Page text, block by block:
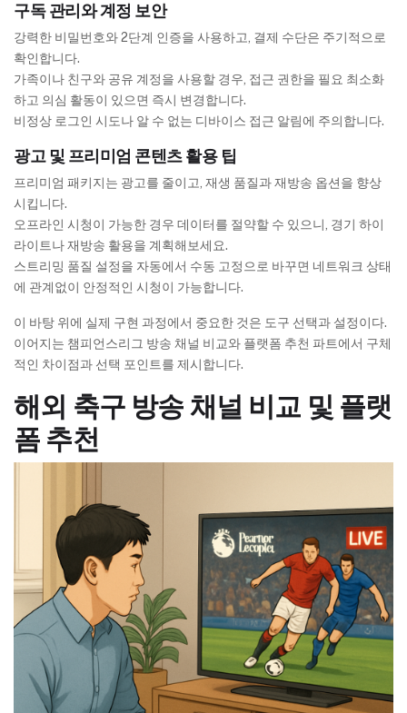
구독 관리와 계정 보안
강력한 비밀번호와 2단계 인증을 사용하고, 결제 수단은 주기적으로
확인합니다.
가족이나 친구와 공유 계정을 사용할 경우, 접근 권한을 필요 최소화
하고 의심 활동이 있으면 즉시 변경합니다.
비정상 로그인 시도나 알 수 없는 디바이스 접근 알림에 주의합니다.
광고 및 프리미엄 콘텐츠 활용 팁
프리미엄 패키지는 광고를 줄이고, 재생 품질과 재방송 옵션을 향상
시킵니다.
오프라인 시청이 가능한 경우 데이터를 절약할 수 있으니, 경기 하이
라이트나 재방송 활용을 계획해보세요.
스트리밍 품질 설정을 자동에서 수동 고정으로 바꾸면 네트워크 상태
에 관계없이 안정적인 시청이 가능합니다.
이 바탕 위에 실제 구현 과정에서 중요한 것은 도구 선택과 설정이다.
이어지는 챔피언스리그 방송 채널 비교와 플랫폼 추천 파트에서 구체
적인 차이점과 선택 포인트를 제시합니다.
해외 축구 방송 채널 비교 및 플랫
폼 추천